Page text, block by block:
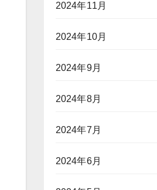
2024年11月
2024年10月
2024年9月
2024年8月
2024年7月
2024年6月